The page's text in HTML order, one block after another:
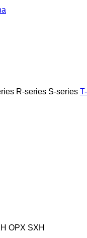
R-series S-series T-
OPX SXH